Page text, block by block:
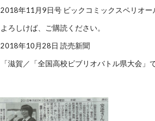
2018年11月9日号 ビックコミックスペリオー
よろしけば、ご購読ください。
2018年10月28日 読売新聞
「滋賀／「全国高校ビブリオバトル県大会」